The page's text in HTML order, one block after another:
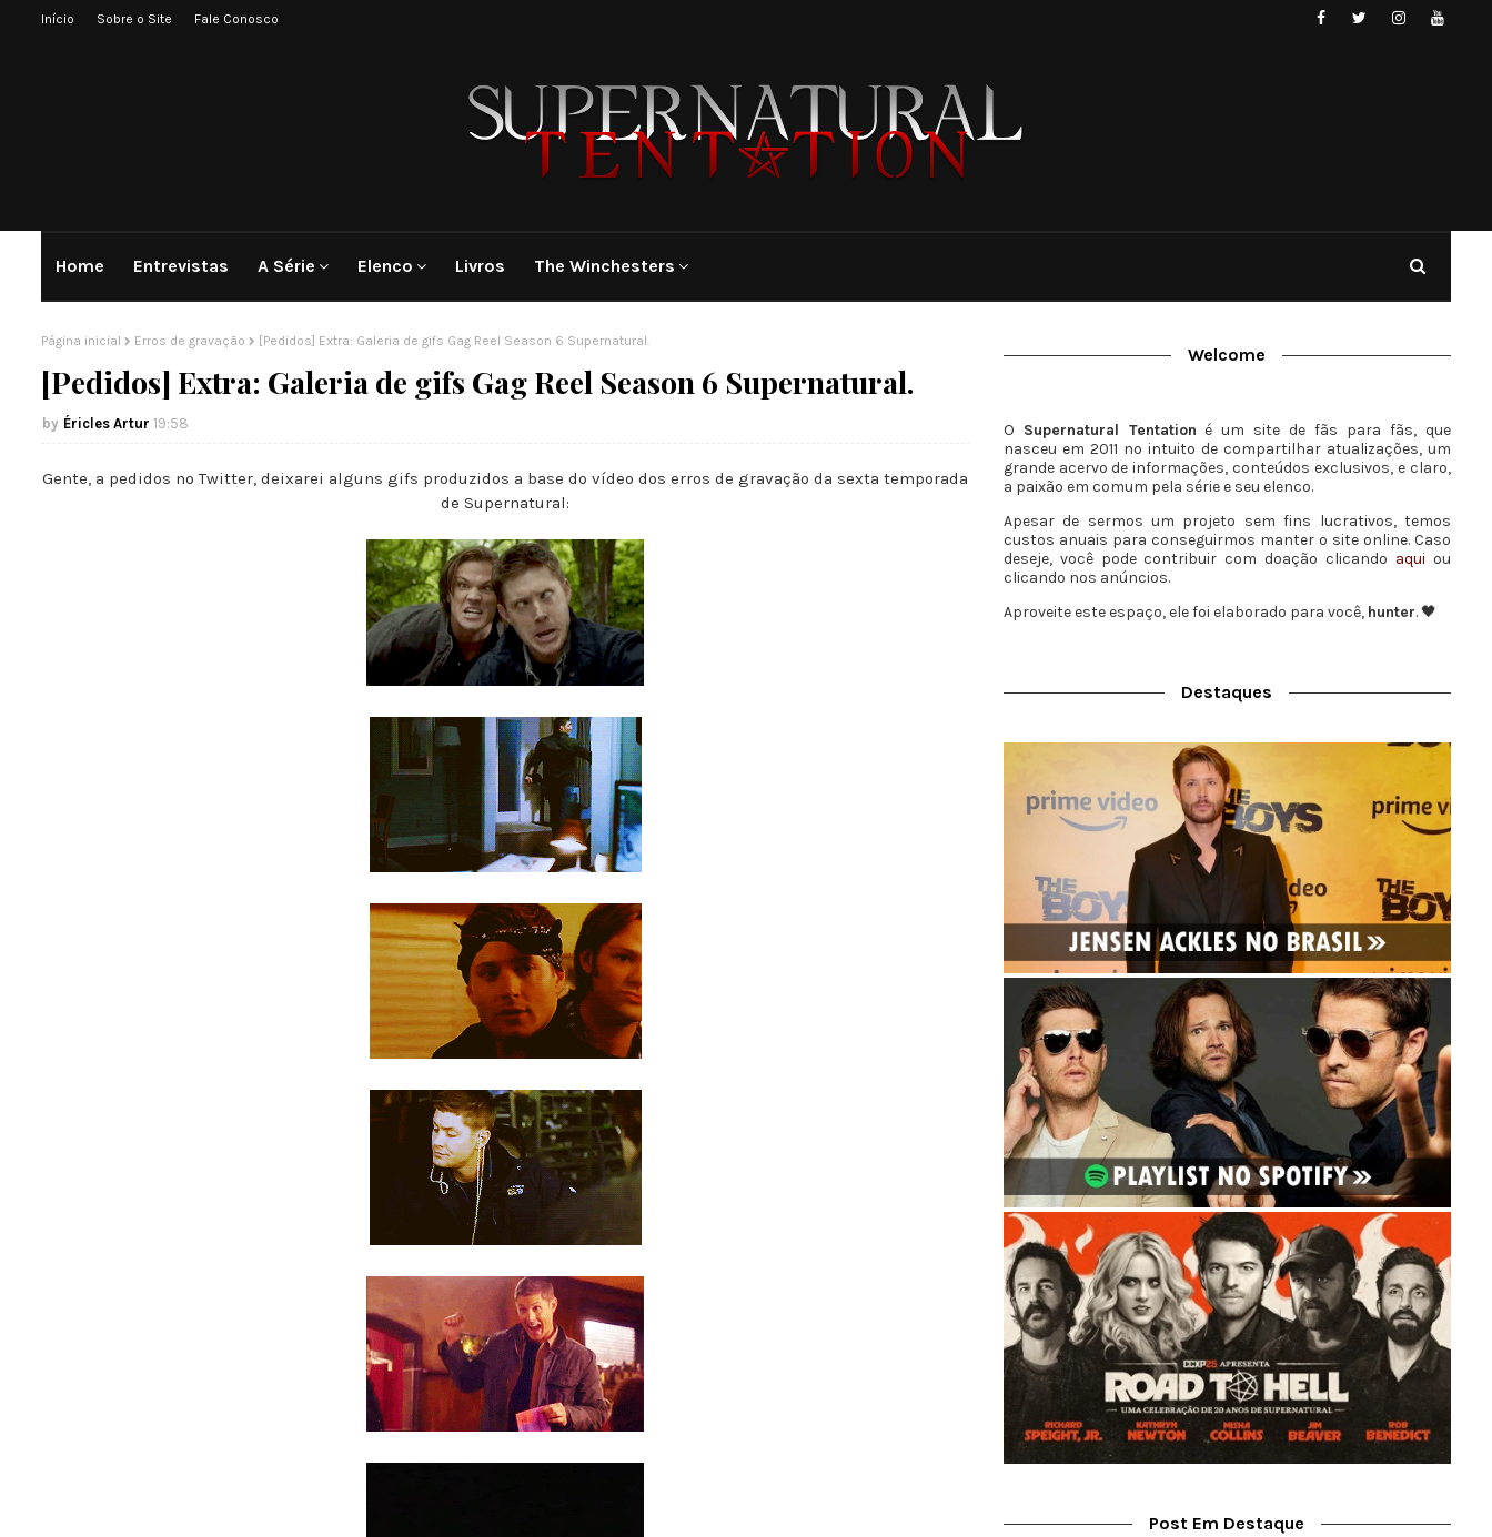
Início Sobre o Site Fale Conosco
Home Entrevistas A Série Elenco Livros The Winchesters
Página inicial Erros de gravação [Pedidos] Extra: Galeria de gifs Gag Reel Season 6 Supernatural.
[Pedidos] Extra: Galeria de gifs Gag Reel Season 6 Supernatural.
Éricles Artur 19:58
Gente, a pedidos no Twitter, deixarei alguns gifs produzidos a base do vídeo dos erros de gravação da sexta temporada
de Supernatural:
Welcome
O Supernatural Tentation é um site de fãs para fãs, que
nasceu em 2011 no intuito de compartilhar atualizações, um
grande acervo de informações, conteúdos exclusivos, e claro,
a paixão em comum pela série e seu elenco.
Apesar de sermos um projeto sem fins lucrativos, temos
custos anuais para conseguirmos manter o site online. Caso
deseje, você pode contribuir com doação clicando aqui ou
clicando nos anúncios.
Aproveite este espaço, ele foi elaborado para você, hunter. 🖤
Destaques
Post Em Destaque